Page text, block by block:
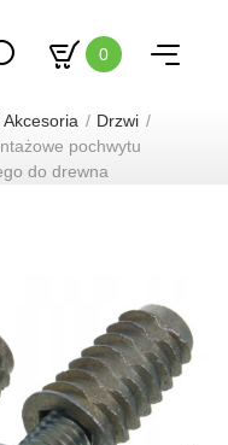
0
Drzwi
pochwytu
do drewna